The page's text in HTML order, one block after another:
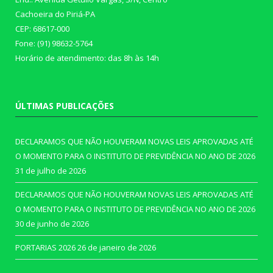
Cachoeira do Piriá-PA
CEP: 68617-000
Fone: (91) 98632-5764
Horário de atendimento: das 8h às 14h
ÚLTIMAS PUBLICAÇÕES
DECLARAMOS QUE NÃO HOUVERAM NOVAS LEIS APROVADAS ATÉ
O MOMENTO PARA O INSTITUTO DE PREVIDÊNCIA NO ANO DE 2026
31 de julho de 2026
DECLARAMOS QUE NÃO HOUVERAM NOVAS LEIS APROVADAS ATÉ
O MOMENTO PARA O INSTITUTO DE PREVIDÊNCIA NO ANO DE 2026
30 de junho de 2026
PORTARIAS 202626 de janeiro de 2026